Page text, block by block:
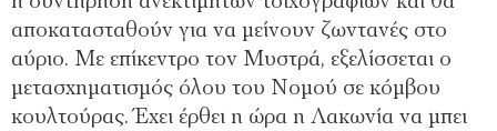
αποκατασταθούν για να μείνουν ζωντανές στο
αύριο. Με επίκεντρο τον Μυστρά, εξελίσσεται ο
μετασχηματισμός όλου του Νομού σε κόμβου
κουλτούρας. Έχει έρθει η ώρα η Λακωνία να μπει